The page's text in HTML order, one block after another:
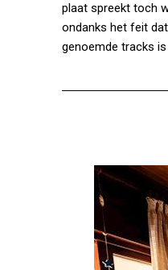
plaat spreekt toch
ondanks het feit
genoemde tracks